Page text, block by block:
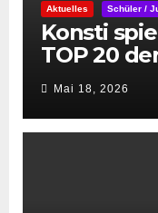
Aktuelles Schüler /
Konsti
TOP 20
👏Mai 18, 2026